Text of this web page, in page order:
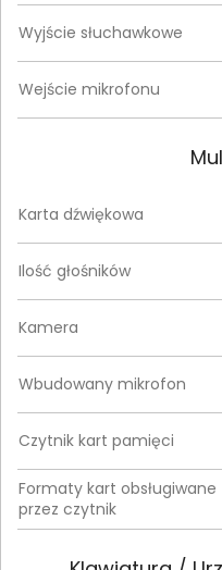
Wyjście słuchawkowe
Wejście mikrofonu
Karta dźwiękowa
Ilość głośników
Kamera
Wbudowany mikrofon
Czytnik kart pamięci
Formaty kart obsługiwane
przez czytnik